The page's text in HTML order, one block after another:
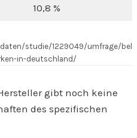
10,8 %
studie/1229049/umfrage/bel
in-deutschland/
gibt noch keine
des spezifischen